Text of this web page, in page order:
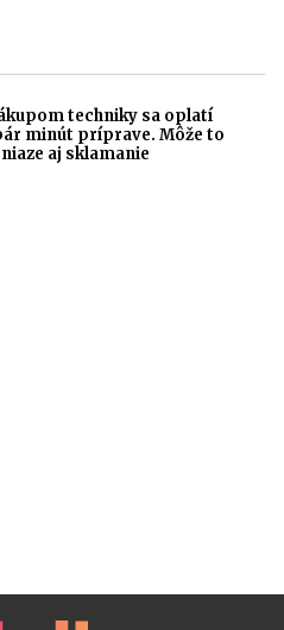
techniky sa oplatí
minút príprave. Môže to
aj sklamanie